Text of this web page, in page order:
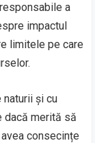
a
impactul
limitele pe care
și cu
dacă merită să
consecințe